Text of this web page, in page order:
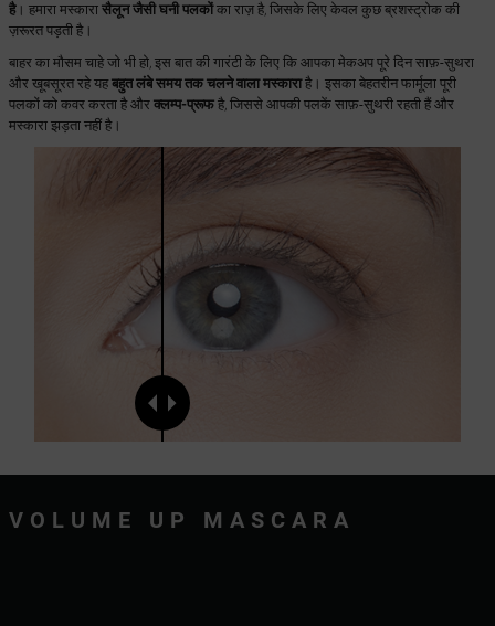
है। हमारा मस्कारा सैलून जैसी घनी पलकोंका राज़ है, जिसके लिए केवल कुछ ब्रशस्ट्रोक की
ज़रूरत पड़ती है।
बाहर का मौसम चाहे जो भी हो, इस बात की गारंटी के लिए कि आपका मेकअप पूरे दिन साफ़-सुथरा
और खूबसूरत रहे यहबहुत लंबे समय तक चलने वाला मस्काराहै। इसका बेहतरीन फार्मूला पूरी
पलकों को कवर करता है और क्लम्प-प्रूफहै, जिससे आपकी पलकें साफ़-सुथरी रहती हैं और
मस्कारा झड़ता नहीं है।
VOLUME UP MASCARA